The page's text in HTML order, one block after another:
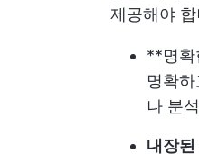
제공해야
**명확
명확
나 분
내장된